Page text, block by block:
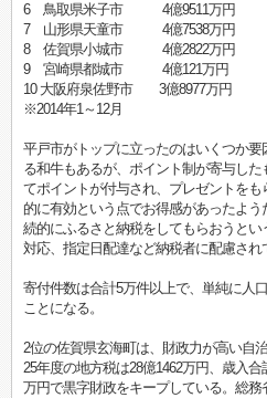
6 鳥取県米子市 4億9511万円
7 山形県天童市 4億7538万円
8 佐賀県小城市 4億2822万円
9 宮崎県都城市 4億121万円
10 大阪府泉佐野市 3億8977万円
※2014年1～12月
平戸市がトップに立ったのはいくつか
る和牛もあるが、ポイント制が寄与し
てポイントが付与され、プレゼントを
的に有効という点でお得感があったよ
続的にふるさと納税をしてもらおうと
対応、指定日配達など納税者に配慮され
寄付件数は合計5万件以上で、単純に人
ことになる。
2位の佐賀県玄海町は、財政力が高い自
25年度の地方税は28億1462万円、歳入
万円で黒字財政をキープしている。総